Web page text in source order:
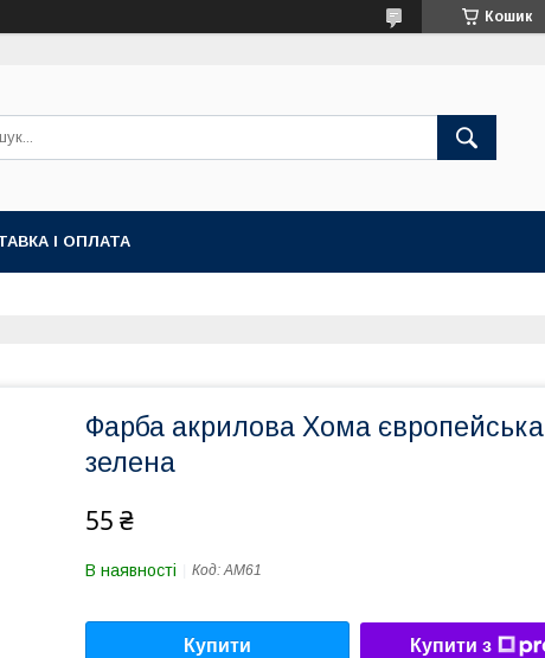
Кошик
І ОПЛАТА
Фарба акрилова Хома європейська
зелена
55 ₴
В наявності Код:АМ61
Купити Купити з